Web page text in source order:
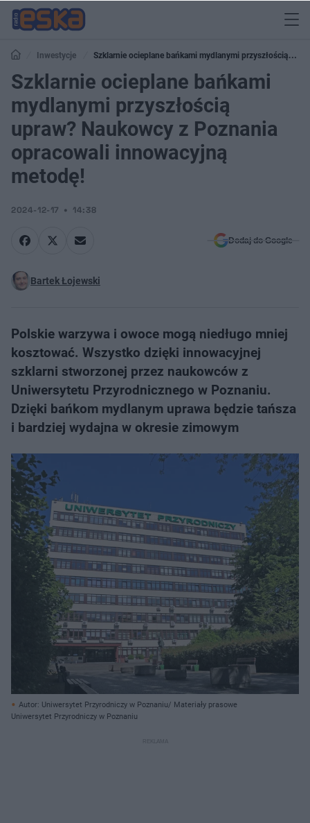
Inwestycje
Szklarnie ocieplane bańkami mydlanymi przyszłością
upraw? Naukowcy z Poznania opracowali innowacyjną metodę!
Szklarnie ocieplane bańkami
mydlanymi przyszłością
upraw? Naukowcy z Poznania
opracowali innowacyjną
metodę!
2024-12-17 14:38
Dodaj do Google
Bartek Łojewski
Polskie warzywa i owoce mogą niedługo mniej
kosztować. Wszystko dzięki innowacyjnej
szklarni stworzonej przez naukowców z
Uniwersytetu Przyrodnicznego w Poznaniu.
Dzięki bańkom mydlanym uprawa będzie tańsza
i bardziej wydajna w okresie zimowym
Autor: Uniwersytet Przyrodniczy w Poznaniu/ Materiały prasowe
Uniwersytet Przyrodniczy w Poznaniu